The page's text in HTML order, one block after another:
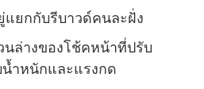
แยกกับรีบาวด์คนละฝั่ง
นล่างของโช้คหน้าที่ปรับ
ำหนักและแรงกด